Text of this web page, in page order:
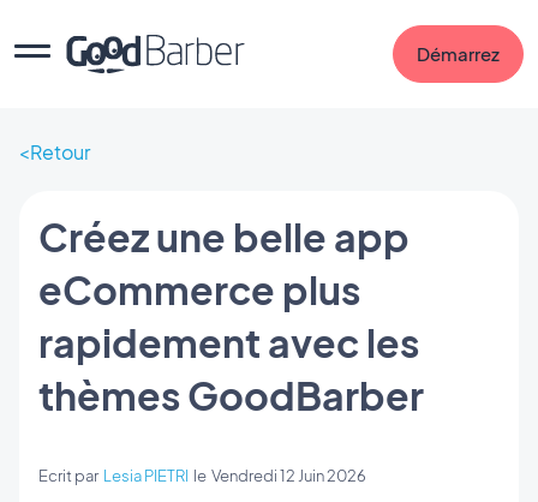
Démarrez
Retour
Créez une belle app
eCommerce plus
rapidement avec les
thèmes GoodBarber
Ecrit par Lesia PIETRI le Vendredi 12 Juin 2026